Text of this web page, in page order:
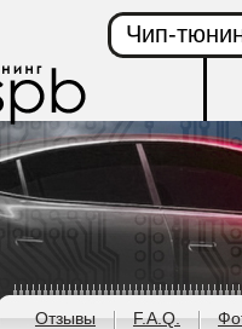
Чип-
Отзывы F.A.Q.